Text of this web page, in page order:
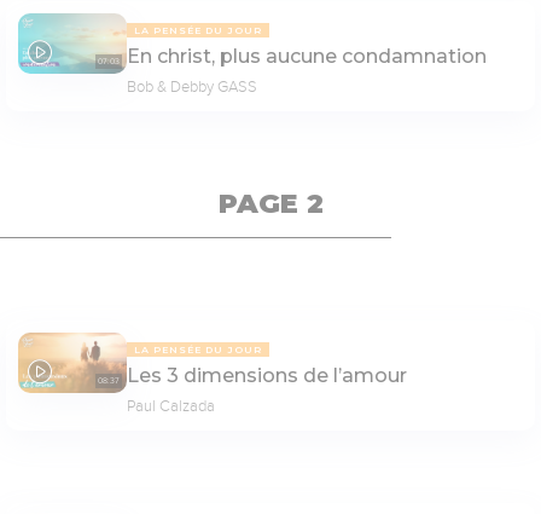
07:03
LA PENSÉE DU JOUR
En christ, plus aucune condamnation
Bob & Debby GASS
PAGE 2
08:37
LA PENSÉE DU JOUR
Les 3 dimensions de l’amour
Paul Calzada